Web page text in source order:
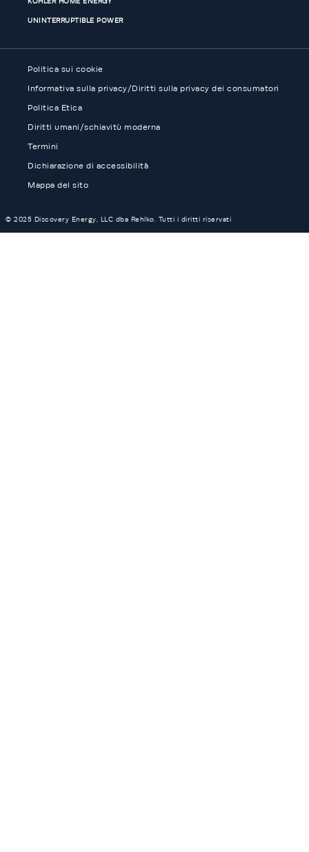
UNINTERRUPTIBLE POWER
Politica sui cookie
Informativa sulla privacy/Diritti sulla privacy dei consumatori
Politica Etica
Diritti umani/schiavitù moderna
Termini
Dichiarazione di accessibilità
Mappa del sito
© 2025 Discovery Energy, LLC dba Rehlko. Tutti i diritti riservati